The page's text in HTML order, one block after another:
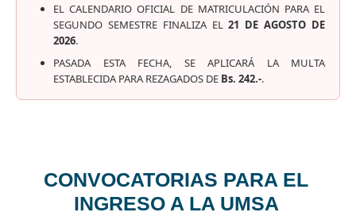
EL CALENDARIO OFICIAL DE MATRICULACIÓN PARA EL
SEGUNDO SEMESTRE FINALIZA EL21 DE AGOSTO DE
2026.
PASADA ESTA FECHA, SE APLICARÁ LA MULTA
ESTABLECIDA PARA REZAGADOS DE Bs. 242.-.
CONVOCATORIAS PARA EL
INGRESO A LA UMSA